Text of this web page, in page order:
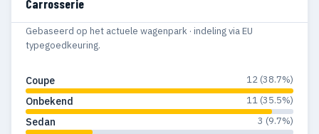
Carrosserie
Gebaseerd op het actuele wagenpark · indeling via EU
typegoedkeuring.
Coupe 12 (38.7%)
Onbekend 11 (35.5%)
Sedan 3 (9.7%)